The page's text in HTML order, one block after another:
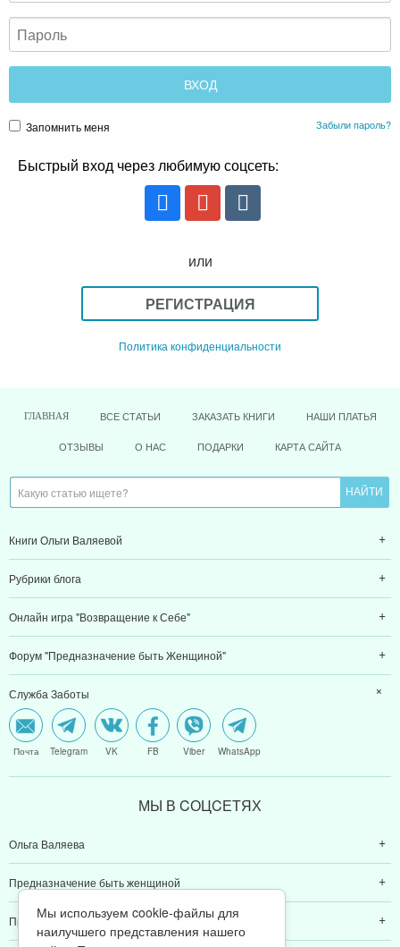
Запомнить меня Забыли пароль?
Быстрый вход через любимую соцсеть:
или
РЕГИСТРАЦИЯ
Политика конфиденциальности
ГЛАВНАЯ ВСЕ СТАТЬИ ЗАКАЗАТЬ КНИГИ НАШИ ПЛАТЬЯ
ОТЗЫВЫ О НАС ПОДАРКИ КАРТА САЙТА
Книги Ольги Валяевой
Рубрики блога
Онлайн игра "Возвращение к Себе"
Форум "Предназначение быть Женщиной"
Служба Заботы
Почта Telegram VK FB Viber WhatsApp
МЫ В CОЦCЕТЯХ
Ольга Валяева
Предназначение быть женщиной
Предназначение быть мамой
Мы используем cookie-файлы для
наилучшего представления нашего